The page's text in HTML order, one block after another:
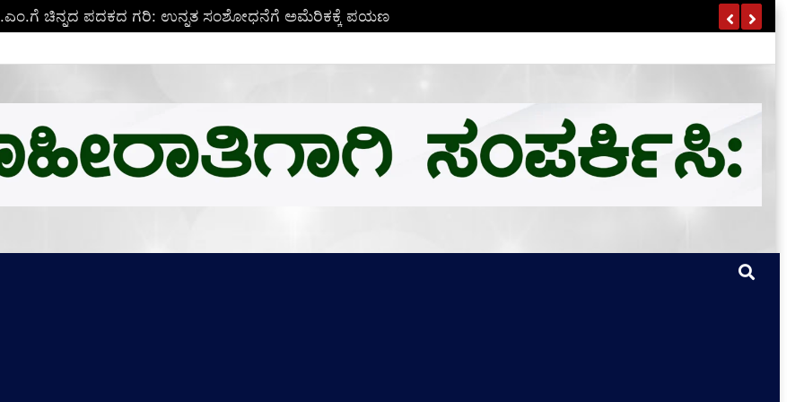
ಬಿ.ಎಂ.ಗೆ ಚಿನ್ನದ ಪದಕದ ಗರಿ: ಉನ್ನತ ಸಂಶೋಧನೆಗೆ ಅಮೆರಿಕಕ್ಕೆ ಪಯಣ